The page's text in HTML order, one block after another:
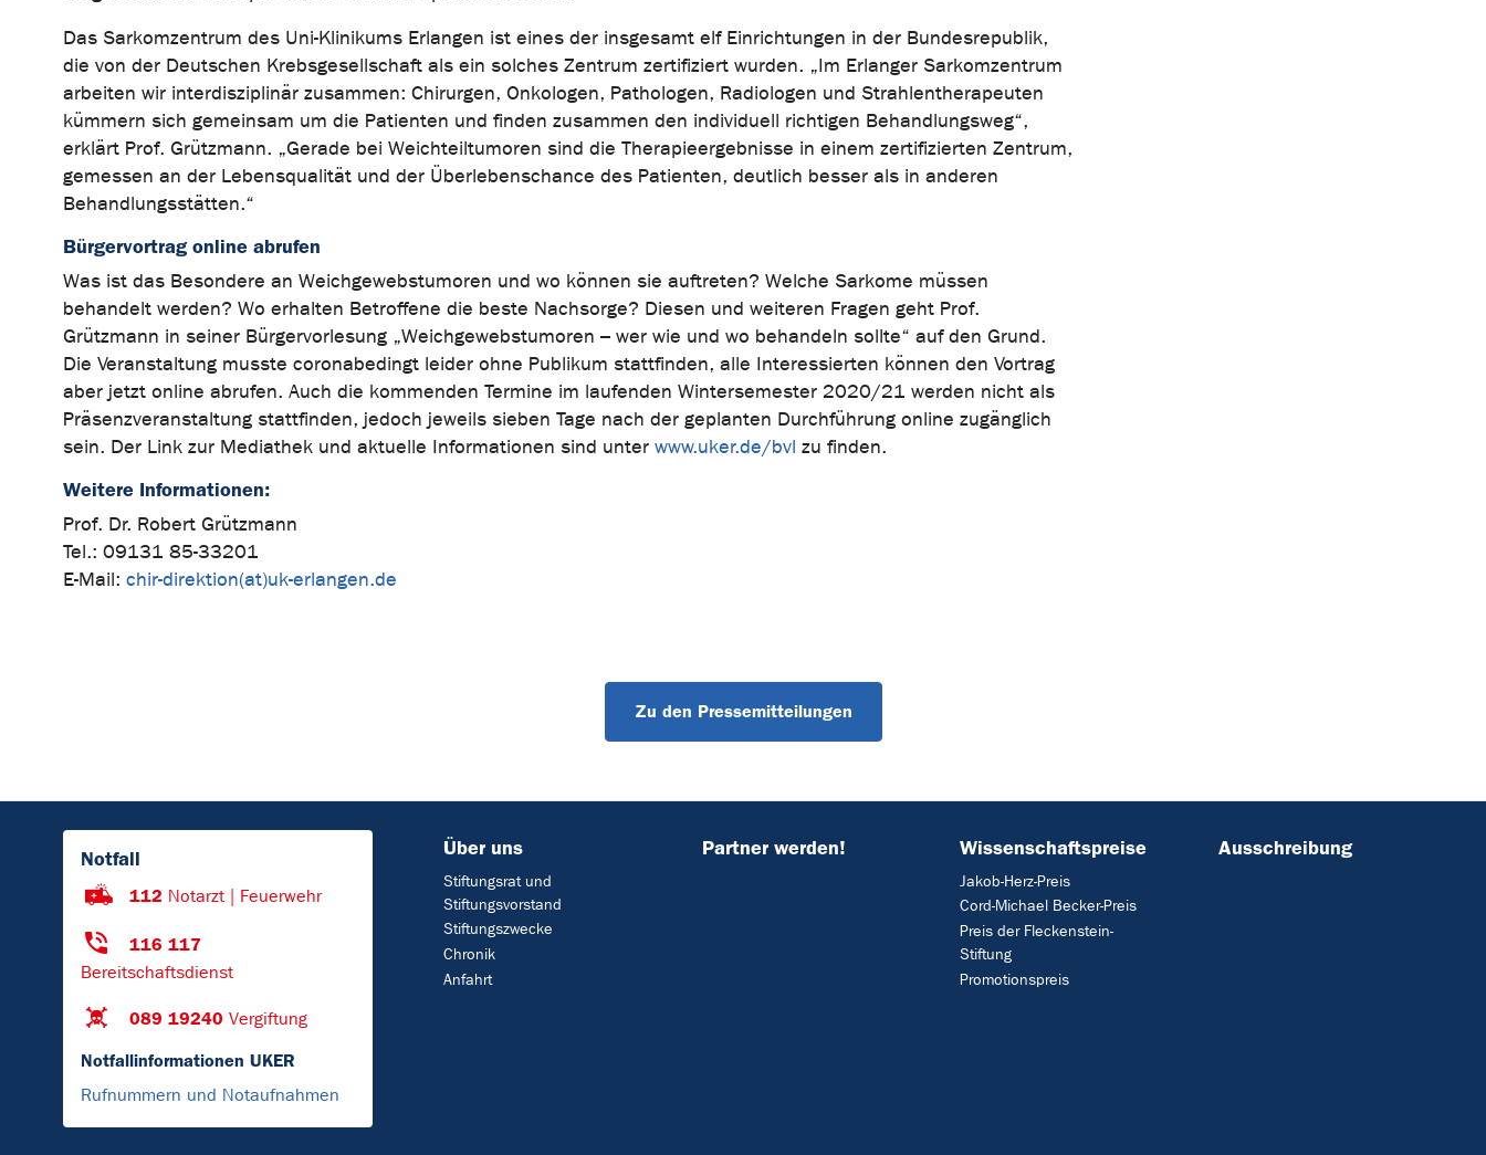
Das Sarkomzentrum des Uni-Klinikums Erlangen ist eines der insgesamt elf Einrichtungen in der Bundesrepublik,
die von der Deutschen Krebsgesellschaft als ein solches Zentrum zertifiziert wurden. „Im Erlanger Sarkomzentrum
arbeiten wir interdisziplinär zusammen: Chirurgen, Onkologen, Pathologen, Radiologen und Strahlentherapeuten
kümmern sich gemeinsam um die Patienten und finden zusammen den individuell richtigen Behandlungsweg“,
erklärt Prof. Grützmann. „Gerade bei Weichteiltumoren sind die Therapieergebnisse in einem zertifizierten Zentrum,
gemessen an der Lebensqualität und der Überlebenschance des Patienten, deutlich besser als in anderen
Behandlungsstätten.“
Bürgervortrag online abrufen
Was ist das Besondere an Weichgewebstumoren und wo können sie auftreten? Welche Sarkome müssen
behandelt werden? Wo erhalten Betroffene die beste Nachsorge? Diesen und weiteren Fragen geht Prof.
Grützmann in seiner Bürgervorlesung „Weichgewebstumoren – wer wie und wo behandeln sollte“ auf den Grund.
Die Veranstaltung musste coronabedingt leider ohne Publikum stattfinden, alle Interessierten können den Vortrag
aber jetzt online abrufen. Auch die kommenden Termine im laufenden Wintersemester 2020/21 werden nicht als
Präsenzveranstaltung stattfinden, jedoch jeweils sieben Tage nach der geplanten Durchführung online zugänglich
sein. Der Link zur Mediathek und aktuelle Informationen sind unter www.uker.de/bvl zu finden.
Weitere Informationen:
Prof. Dr. Robert Grützmann
Tel.: 09131 85-33201
E-Mail: chir-direktion(at)uk-erlangen.de
Zu den Pressemitteilungen
Notfall
112 Notarzt | Feuerwehr
116 117
Bereitschaftsdienst
089 19240 Vergiftung
Notfallinformationen UKER
Rufnummern und Notaufnahmen
Über uns
Stiftungsrat und
Stiftungsvorstand
Stiftungszwecke
Chronik
Anfahrt
Partner werden! Wissenschaftspreise
Jakob-Herz-Preis
Cord-Michael Becker-Preis
Preis der Fleckenstein-
Stiftung
Promotionspreis
Ausschreibung